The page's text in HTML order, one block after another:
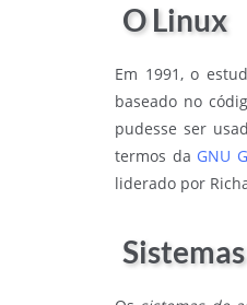
O Linux
Em 1991, o
baseado no
pudesse ser
termos da GNU
liderado por